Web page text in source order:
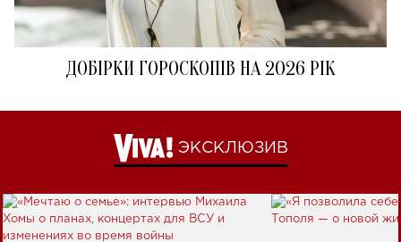
ДОБІРКИ ГОРОСКОПІВ НА 2026 РІК
ЭКСКЛЮЗИВ